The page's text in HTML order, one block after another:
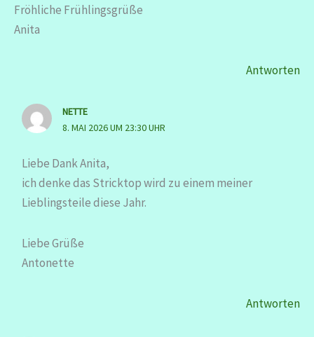
Fröhliche Frühlingsgrüße
Anita
Antworten
NETTE
8. MAI 2026 UM 23:30 UHR
Liebe Dank Anita,
ich denke das Stricktop wird zu einem meiner
Lieblingsteile diese Jahr.
Liebe Grüße
Antonette
Antworten